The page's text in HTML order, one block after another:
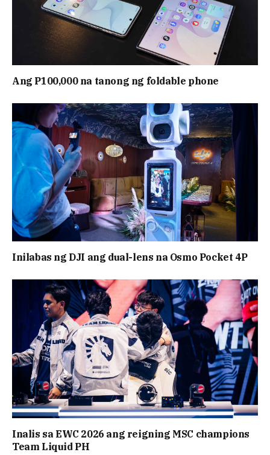
Ang P100,000 na tanong ng foldable phone
Inilabas ng DJI ang dual-lens na Osmo Pocket 4P
Inalis sa EWC 2026 ang reigning MSC champions
Team Liquid PH